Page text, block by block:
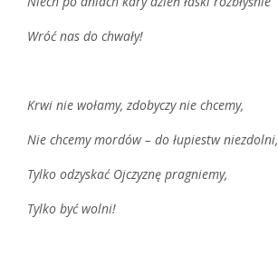
Wróć nas do chwały!
Krwi nie wołamy, zdobyczy nie chcemy,
Nie chcemy mordów – do łupiestw niezdolni,
Tylko odzyskać Ojczyznę pragniemy,
Tylko być wolni!